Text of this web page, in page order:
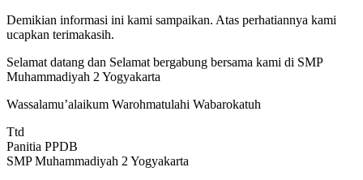
Demikian informasi ini kami sampaikan. Atas perhatiannya kami
ucapkan terimakasih.
Selamat datang dan Selamat bergabung bersama kami di SMP
Muhammadiyah 2 Yogyakarta
Wassalamu’alaikum Warohmatulahi Wabarokatuh
Ttd
Panitia PPDB
SMP Muhammadiyah 2 Yogyakarta